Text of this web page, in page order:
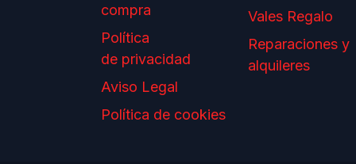
compra
Política
de privacidad
Aviso Legal
Política de cookies
Vales Regalo
Reparaciones y
alquileres